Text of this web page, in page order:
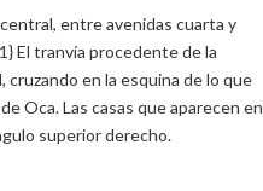
central, entre avenidas cuarta y
El tranvía procedente de la
en la esquina de lo que
Oca. Las casas que aparecen en
superior derecho.